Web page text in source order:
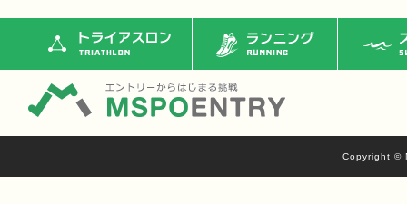
トライアスロン ランニング ス
Copyright ©